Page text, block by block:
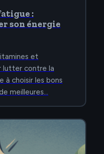
:
son énergie
et
lutter contre la
à choisir les bons
meilleures…